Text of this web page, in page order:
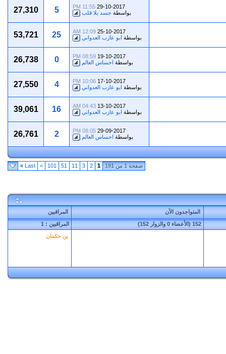
29-10-2017
11:55 PM
بواسطة جسد بلا قلب 5
27,310
25-10-2017
12:09 AM
بواسطة ابو عازب العدواني 25
53,721
19-10-2017
08:59 PM
بواسطة احساس العالم 0
26,738
17-10-2017
10:06 PM
بواسطة ابو عازب العدواني 4
27,550
13-10-2017
04:43 AM
بواسطة ابو عازب العدواني 16
39,061
29-09-2017
08:05 PM
بواسطة احساس العالم 2
26,761
صفحة 1 من 191 1
2
3
11
51
101
>
Last
»
المتواجدون الآن
المراقبين
152 (الأعضاء 0 والزوار 152)
المراقبين : 1
بن حكمان